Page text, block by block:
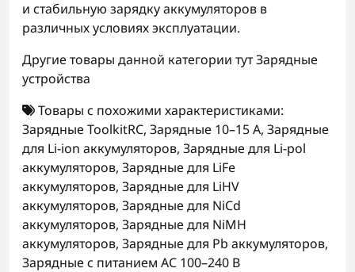
и стабильную зарядку аккумуляторов в
различных условиях эксплуатации.
Другие товары данной категории тутЗарядные
устройства
Товары с похожими характеристиками:
Зарядные ToolkitRC, Зарядные 10–15 А, Зарядные
для Li-ion аккумуляторов, Зарядные для Li-pol
аккумуляторов, Зарядные для LiFe
аккумуляторов, Зарядные для LiHV
аккумуляторов, Зарядные для NiCd
аккумуляторов, Зарядные для NiMH
аккумуляторов, Зарядные для Pb аккумуляторов,
Зарядные с питанием AC 100–240 В